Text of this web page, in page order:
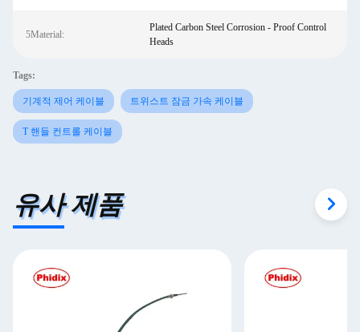
5Material:
Plated Carbon Steel Corrosion - Proof Control
Heads
Tags:
기계적 제어 케이블 트위스트 잠금 가속 케이블
T 핸들 컨트롤 케이블
유사 제품